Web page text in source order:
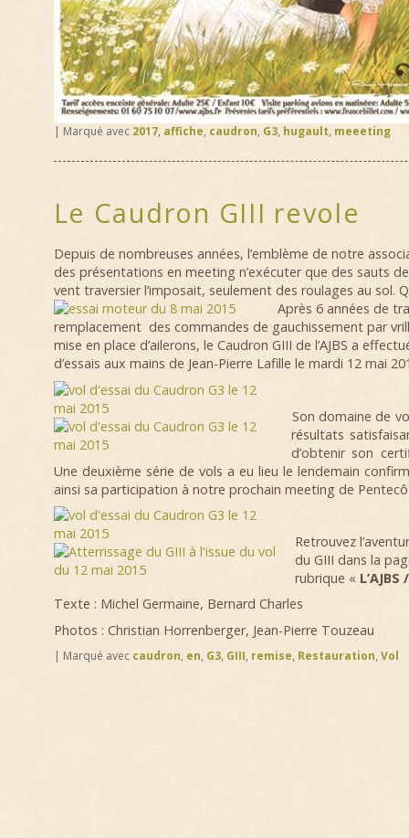
| Marqué avec 2017, affiche, caudron, G3, hugault, meeeting
Le Caudron GIII revole
Depuis de nombreuses années, l’emblème de notre
des présentations en meeting n’exécuter que des sauts
vent traversier l’imposait, seulement des roulages au sol.
Après 6 années de
remplacement des commandes de gauchissement par
mise en place d’ailerons, le Caudron GIII de l’AJBS a
d’essais aux mains de Jean-Pierre Lafille le mardi 12 mai
Son domaine de
résultats
d’obtenir son
Une deuxième série de vols a eu lieu le lendemain
ainsi sa participation à notre prochain meeting de
Retrouvez
du GIII dans la
rubrique « L’AJBS /
Texte : Michel Germaine, Bernard Charles
Photos : Christian Horrenberger, Jean-Pierre Touzeau
| Marqué avec caudron, en, G3, GIII, remise, Restauration, Vol